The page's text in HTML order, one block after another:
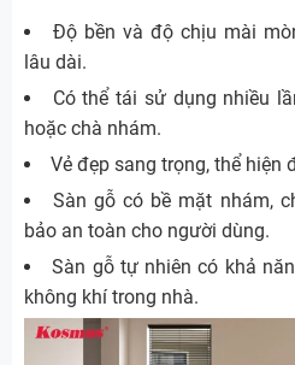
Độ bền và độ chịu mài
lâu dài.
Có thể tái sử dụng nhiều
hoặc chà nhám.
Vẻ đẹp sang trọng, thể hiện
Sàn gỗ có bề mặt nhám,
bảo an toàn cho người dùng.
Sàn gỗ tự nhiên có khả
không khí trong nhà.